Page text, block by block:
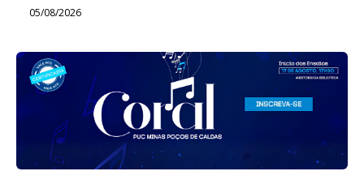
05/08/2026